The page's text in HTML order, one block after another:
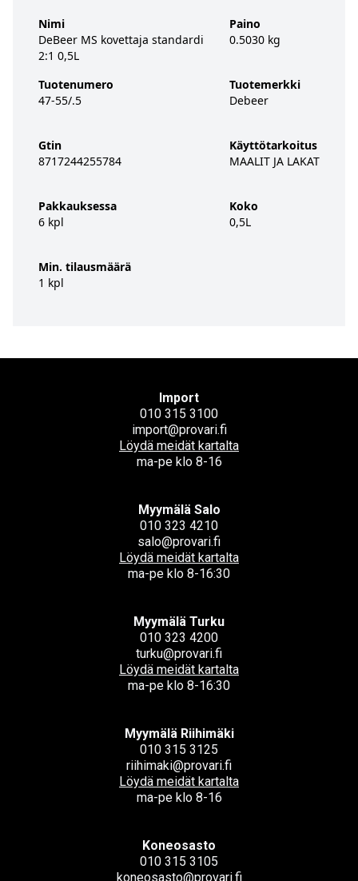
Nimi
DeBeer MS kovettaja standardi
2:1 0,5L
Tuotenumero
47-55/.5
Gtin
8717244255784
Pakkauksessa
6 kpl
Min. tilausmäärä
1 kpl
Paino
0.5030 kg
Tuotemerkki
Debeer
Käyttötarkoitus
MAALIT JA LAKAT
Koko
0,5L
Import
010 315 3100
import@provari.fi
Löydä meidät kartalta
ma-pe klo 8-16
Myymälä Salo
010 323 4210
salo@provari.fi
Löydä meidät kartalta
ma-pe klo 8-16:30
Myymälä Turku
010 323 4200
turku@provari.fi
Löydä meidät kartalta
ma-pe klo 8-16:30
Myymälä Riihimäki
010 315 3125
riihimaki@provari.fi
Löydä meidät kartalta
ma-pe klo 8-16
Koneosasto
010 315 3105
koneosasto@provari.fi